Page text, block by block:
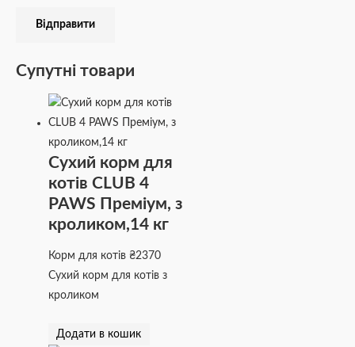
Супутні товари
Сухий корм для
котів CLUB 4
PAWS Преміум, з
кроликом,14 кг
Корм для котів₴2370
Сухий корм для котів з
кроликом
Додати в кошик